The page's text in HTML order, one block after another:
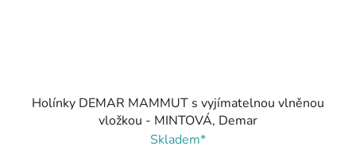
Holínky DEMAR MAMMUT s vyjímatelnou vlněnou
vložkou - MINTOVÁ, Demar
Skladem*